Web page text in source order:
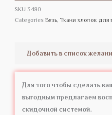
SKU 3480
Categories Бязь, Ткани хлопок для
Добавить в список
Для того чтобы сделать
выгодным предлагаем
скидочной системой.